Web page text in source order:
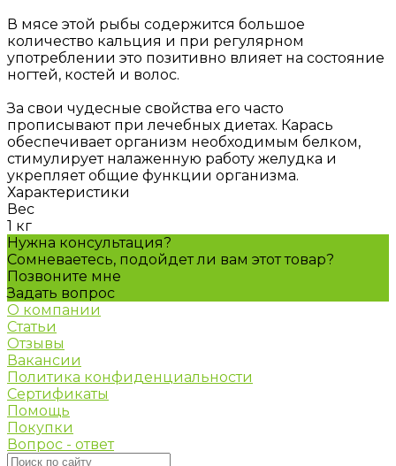
В мясе этой рыбы содержится большое
количество кальция и при регулярном
употреблении это позитивно влияет на состояние
ногтей, костей и волос.
За свои чудесные свойства его часто
прописывают при лечебных диетах. Карась
обеспечивает организм необходимым белком,
стимулирует налаженную работу желудка и
укрепляет общие функции организма.
Характеристики
Вес
1 кг
Нужна консультация?
Сомневаетесь, подойдет ли вам этот товар?
Позвоните мне
Задать вопрос
О компании
Статьи
Отзывы
Вакансии
Политика конфиденциальности
Сертификаты
Помощь
Покупки
Вопрос - ответ